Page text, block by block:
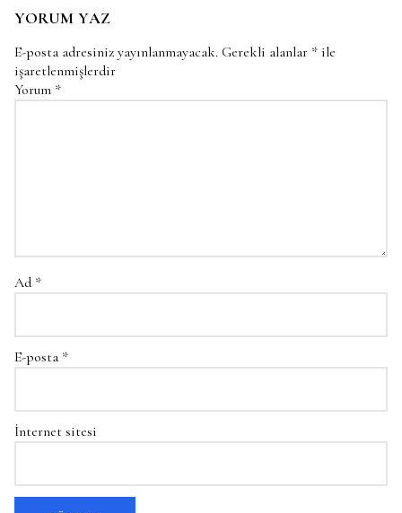
YORUM YAZ
E-posta adresiniz yayınlanmayacak. Gerekli alanlar * ile
işaretlenmişlerdir
Yorum *
Ad *
E-posta *
İnternet sitesi